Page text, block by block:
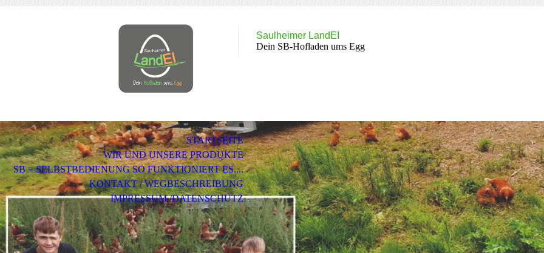
Saulheimer LandEI
Dein SB-Hofladen ums Egg
STARTSEITE
WIR UND UNSERE PRODUKTE
SB = SELBSTBEDIENUNG SO FUNKTIONIERT ES....
KONTAKT / WEGBESCHREIBUNG
IMPRESSUM /DATENSCHUTZ